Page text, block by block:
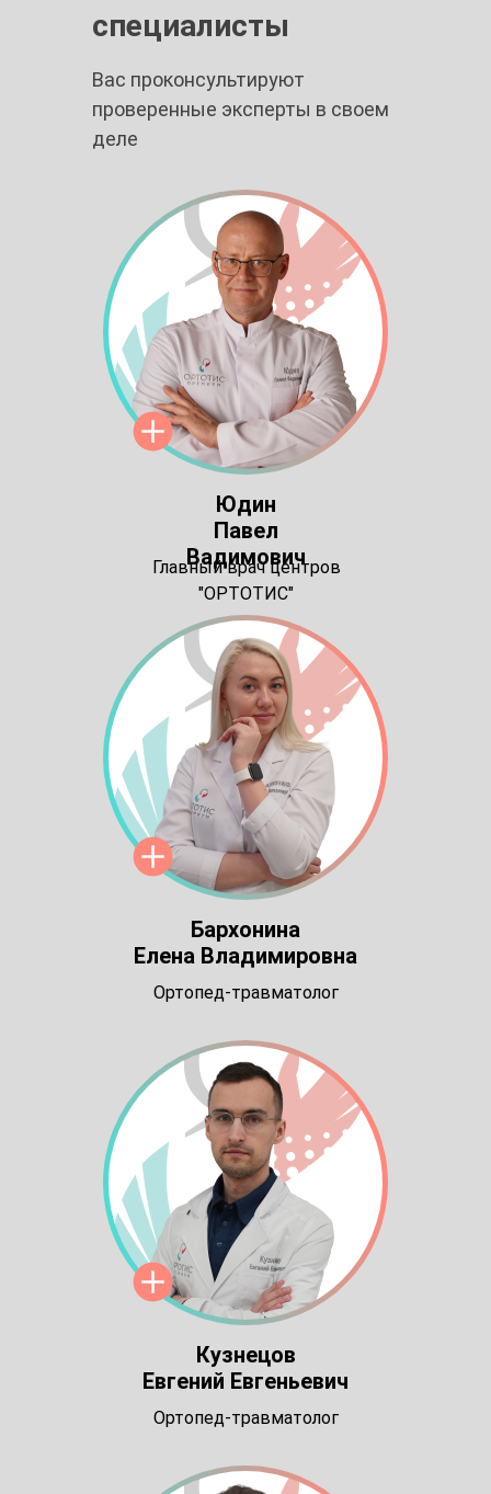
специалисты
Вас проконсультируют
проверенные эксперты в своем
деле
Юдин
Павел
Вадимович
Бархонина
Елена Владимировна
Кузнецов
Евгений Евгеньевич
Главный врач центров
"ОРТОТИС"
Ортопед-травматолог
Ортопед-травматолог